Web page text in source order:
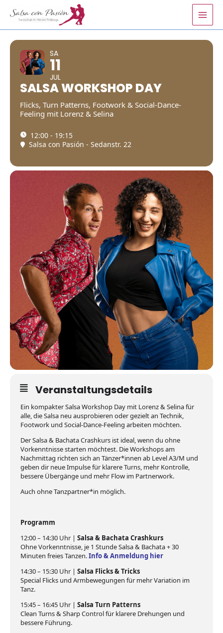
Inhalt
springen
SA
11
JUL
SALSA WORKSHOP DAY
Flicks, Turn Patterns, Footwork & Social-Dance-
Feeling mit Lorenz & Selina
12:00 - 19:15
Salsa con Pasión - Sedanstr. 22
Veranstaltungsdetails
Ein kompakter Salsa Workshop Day mit Lorenz & Selina für
alle, die Salsa neu ausprobieren oder gezielt an Technik,
Footwork und Social-Dance-Feeling arbeiten möchten.
Der Salsa & Bachata Crashkurs ist ideal, wenn du ohne
Vorkenntnisse starten möchtest. Die Workshops am
Nachmittag richten sich an Tänzer*innen ab Level A3/M und
geben dir neue Impulse für klarere Turns, mehr Kontrolle,
bessere Übergänge und mehr Flow im Partnerwork.
Auch ohne Tanzpartner*in möglich.
Programm
12:00 – 14:30 Uhr | Salsa & Bachata Crashkurs
Ohne Vorkenntnisse, je 1 Stunde Salsa & Bachata + 30
Minuten freies Tanzen.Info & Anmeldung hier
14:30 – 15:30 Uhr | Salsa Flicks & Tricks
Special Flicks und Armbewegungen für mehr Variation im
Tanz.
15:45 – 16:45 Uhr | Salsa Turn Patterns
Clean Turns & Sharp Control für klarere Drehungen und
bessere Führung.